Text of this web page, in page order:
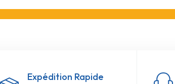
Expédition Rapide